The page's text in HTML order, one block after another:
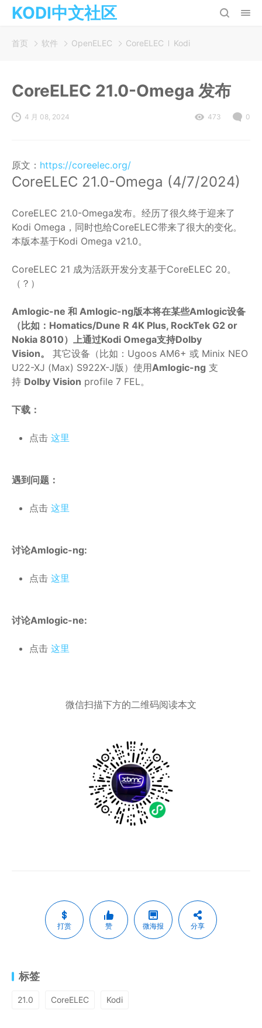
KODI中文社区
首页 软件 OpenELEC CoreELEC Kodi
CoreELEC 21.0-Omega 发布
4 月 08, 2024 473 0
原文： https://coreelec.org/
CoreELEC 21.0-Omega (4/7/2024)
CoreELEC 21.0-Omega发布。经历了很久终于迎来了
Kodi Omega，同时也给CoreELEC带来了很大的变化。
本版本基于Kodi Omega v21.0。
CoreELEC 21 成为活跃开发分支基于CoreELEC 20。
（？）
Amlogic-ne 和 Amlogic-ng版本将在某些Amlogic设备
（比如：Homatics/Dune R 4K Plus, RockTek G2 or
Nokia 8010）上通过Kodi Omega支持Dolby
Vision。
其它设备（比如：Ugoos AM6+ 或 Minix NEO
U22-XJ (Max) S922X-J版）使用Amlogic-ng 支
持 Dolby Vision profile 7 FEL。
下载：
点击 这里
遇到问题：
点击 这里
讨论Amlogic-ng:
点击 这里
讨论Amlogic-ne:
点击 这里
微信扫描下方的二维码阅读本文
打赏 赞 微海报 分享
标签
21.0 CoreELEC Kodi